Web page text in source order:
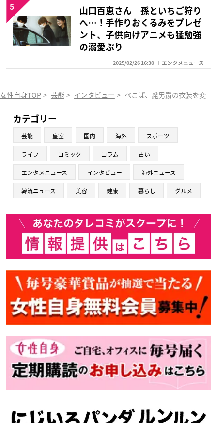
山口百恵さん 孫といちご狩り
へ…！手作りおくるみをプレゼ
ント、子供向けアニメも猛勉強
の溺愛ぶり
2025/02/26 16:30 エンタメニュース
5
女性自身TOP > 芸能 > インタビュー > ぺこぱ、髭男爵の衣装を変え
カテゴリー
芸能 皇室 国内 海外 スポーツ
ライフ コミック コラム 占い
エンタメニュース インタビュー 海外ニュース
韓流ニュース 美容 健康 暮らし グルメ